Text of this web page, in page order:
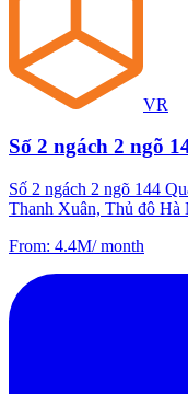
VR
Số 2 ngách 2 ngõ
Số 2 ngách 2 ngõ 144
Thanh Xuân, Thủ đô Hà
From: 4.4M/month